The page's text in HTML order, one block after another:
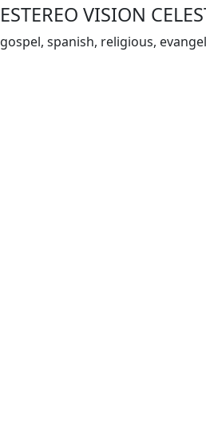
ESTEREO VISION
gospel, spanish, religious,